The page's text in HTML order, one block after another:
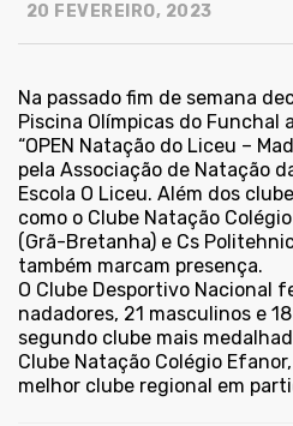
20 FEVEREIRO, 2023
Na passado fim de semana
Piscina Olímpicas do Funchal
“OPEN Natação do Liceu –
pela Associação de Natação
Escola O Liceu. Além dos
como o Clube Natação
(Grã-Bretanha) e Cs
também marcam presença.
O Clube Desportivo Nacional
nadadores, 21 masculinos e
segundo clube mais
Clube Natação Colégio
melhor clube regional em